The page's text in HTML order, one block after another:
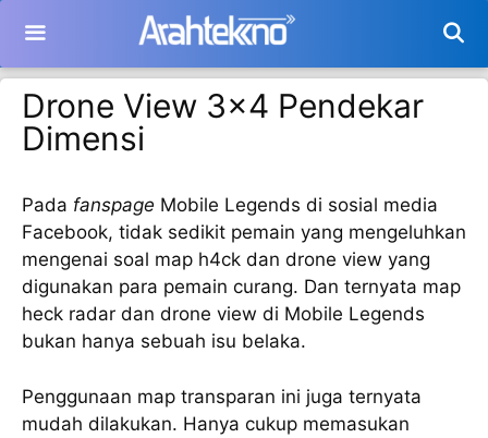
isi
Drone View 3×4 Pendekar
Dimensi
Pada fanspage Mobile Legends di sosial media
Facebook, tidak sedikit pemain yang mengeluhkan
mengenai soal map h4ck dan drone view yang
digunakan para pemain curang. Dan ternyata map
heck radar dan drone view di Mobile Legends
bukan hanya sebuah isu belaka.
Penggunaan map transparan ini juga ternyata
mudah dilakukan. Hanya cukup memasukan